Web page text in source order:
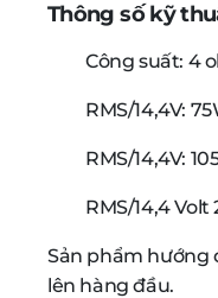
Thông số kỹ
Công suất: 4
RMS/14,4V:
RMS/14,4V:
RMS/14,4 Volt
Sản phẩm hướng
lên hàng đầu.